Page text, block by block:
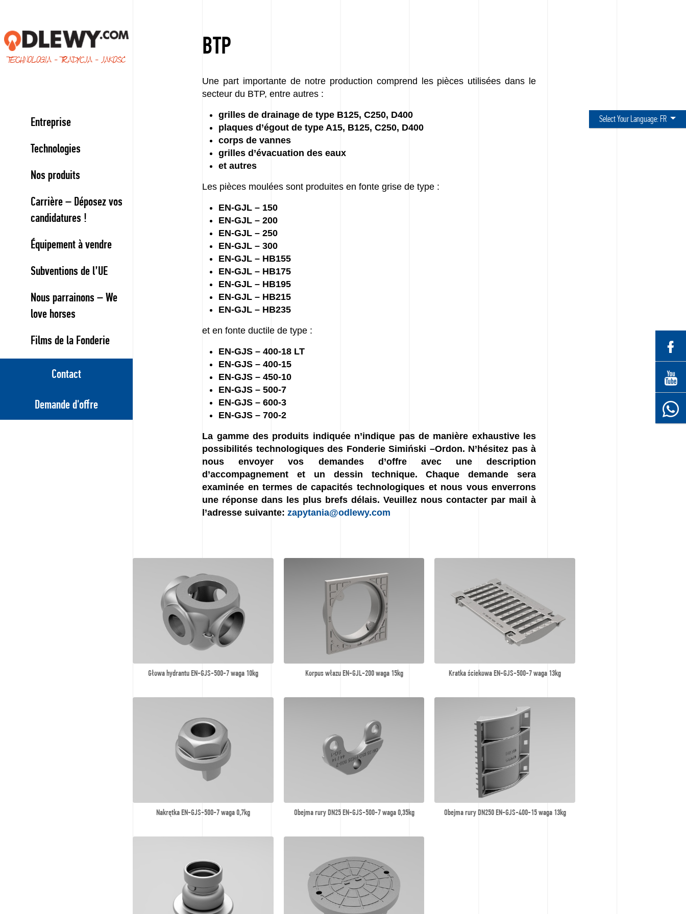
TECHNOLOGIA - TRADYCJA - JAKOŚĆ
Entreprise
Technologies
Nos produits
Carrière – Déposez vos
candidatures !
Équipement à vendre
Subventions de l’UE
Nous parrainons – We
love horses
Films de la Fonderie
Contact
Demande d'offre
Select Your Language: FR
BTP
Une part importante de notre production comprend les pièces utilisées dans le
secteur du BTP, entre autres :
grilles de drainage de type B125, C250, D400
plaques d’égout de type A15, B125, C250, D400
corps de vannes
grilles d’évacuation des eaux
et autres
Les pièces moulées sont produites en fonte grise de type :
EN-GJL – 150
EN-GJL – 200
EN-GJL – 250
EN-GJL – 300
EN-GJL – HB155
EN-GJL – HB175
EN-GJL – HB195
EN-GJL – HB215
EN-GJL – HB235
et en fonte ductile de type :
EN-GJS – 400-18 LT
EN-GJS – 400-15
EN-GJS – 450-10
EN-GJS – 500-7
EN-GJS – 600-3
EN-GJS – 700-2
La gamme des produits indiquée n’indique pas de manière exhaustive les
possibilités technologiques des Fonderie Simiński –Ordon. N’hésitez pas à
nous envoyer vos demandes d’offre avec une description
d’accompagnement et un dessin technique. Chaque demande sera
examinée en termes de capacités technologiques et nous vous enverrons
une réponse dans les plus brefs délais. Veuillez nous contacter par mail à
l’adresse suivante:zapytania@odlewy.com
Głowa hydrantu EN-GJS-500-7 waga 10kg Korpus włazu EN-GJL-200 waga 15kg Kratka ściekowa EN-GJS-500-7 waga 13kg
Nakrętka EN-GJS-500-7 waga 0,7kg Obejma rury DN25 EN-GJS-500-7 waga 0,35kg Obejma rury DN250 EN-GJS-400-15 waga 13kg